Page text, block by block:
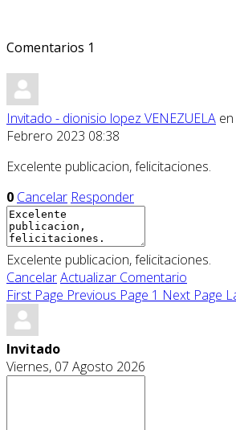
Comentarios 1
Invitado - dionisio lopez VENEZUELA
Febrero 2023 08:38
Excelente publicacion, felicitaciones.
0 Cancelar Responder
Excelente publicacion, felicitaciones.
CancelarActualizar Comentario
First Page Previous Page 1 Next Page
Invitado
Viernes, 07 Agosto 2026